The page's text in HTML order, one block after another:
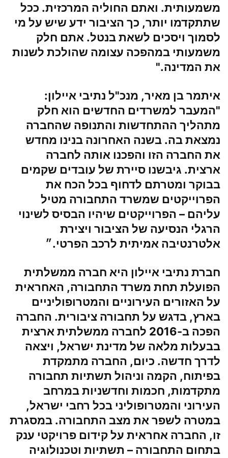
משמעותית. ואתם החוליה המרכזית. ככל
שתתקדמו יותר, כך הציבור ידע שיש על מי
לסמוך ויסכים לשאת בנטל. אתם חלק
משמעותי במהפכה עצומה שהולכת לשנות
את המדינה."
איתמר בן מאיר, מנכ"ל נתיבי איילון:
"המעבר למשרדים החדשים הוא חלק
מתהליך ההתחדשות והתנופה שהחברה
נמצאת בה. בשנה האחרונה בנינו מחדש
את החברה הזו והפכנו אותה לחברה
ארצית. גיבשנו סיירת של עובדים שקמים
בבוקר ומטרתם לדחוף בכל הכח את
הפרוייקטים שמשרד התחבורה מטיל
עליהם – הפרוייקטים שיהיו הבסיס לשינוי
הרגלי הנסיעה של הציבור ויצירת
אלטרנטיבה אמיתית לרכב הפרטי.״
חברת נתיבי איילון היא חברה ממשלתית
הפועלת תחת משרד התחבורה, האחראית
על האזורים העירוניים והמטרופוליניים
בארץ, בדגש על תחבורה ציבורית. החברה
הפכה ב-2016 לחברה ממשלתית ארצית
בבעלות מלאה של מדינת ישראל, ויצאה
לדרך חדשה. כיום, החברה מתמקדת
בפיתוח, הקמה וניהול תשתיות תחבורה
מתקדמות, חכמות וחדשניות במרחב
העירוני והמטרופוליני בכל רחבי ישראל,
במטרה לשפר את מצב התחבורה. במסגרת
זו, החברה אחראית על קידום פרויקטי ענק
בתחום התחבורה – תשתיות וטכנולוגיה